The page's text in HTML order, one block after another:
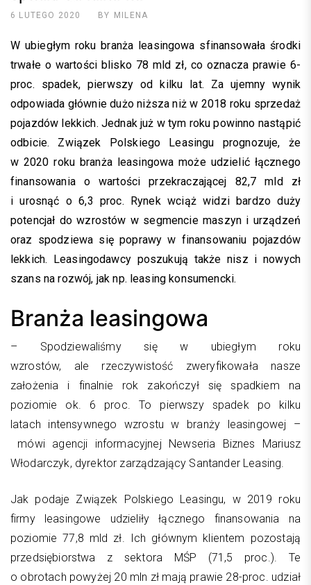
6 LUTEGO 2020 BY MILENA
W ubiegłym roku branża leasingowa sfinansowała środki
trwałe o wartości blisko 78 mld zł, co oznacza prawie 6-
proc. spadek, pierwszy od kilku lat. Za ujemny wynik
odpowiada głównie dużo niższa niż w 2018 roku sprzedaż
pojazdów lekkich. Jednak już w tym roku powinno nastąpić
odbicie. Związek Polskiego Leasingu prognozuje, że
w 2020 roku branża leasingowa może udzielić łącznego
finansowania o wartości przekraczającej 82,7 mld zł
i urosnąć o 6,3 proc. Rynek wciąż widzi bardzo duży
potencjał do wzrostów w segmencie maszyn i urządzeń
oraz spodziewa się poprawy w finansowaniu pojazdów
lekkich. Leasingodawcy poszukują także nisz i nowych
szans na rozwój, jak np. leasing konsumencki.
Branża leasingowa
– Spodziewaliśmy się w ubiegłym roku
wzrostów, ale rzeczywistość zweryfikowała nasze
założenia i finalnie rok zakończył się spadkiem na
poziomie ok. 6 proc. To pierwszy spadek po kilku
latach intensywnego wzrostu w branży leasingowej –
mówi agencji informacyjnej Newseria Biznes Mariusz
Włodarczyk, dyrektor zarządzający Santander Leasing.
Jak podaje Związek Polskiego Leasingu, w 2019 roku
firmy leasingowe udzieliły łącznego finansowania na
poziomie 77,8 mld zł. Ich głównym klientem pozostają
przedsiębiorstwa z sektora MŚP (71,5 proc.). Te
o obrotach powyżej 20 mln zł mają prawie 28-proc. udział